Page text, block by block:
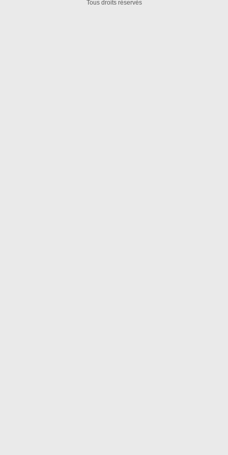
Tous droits réservés